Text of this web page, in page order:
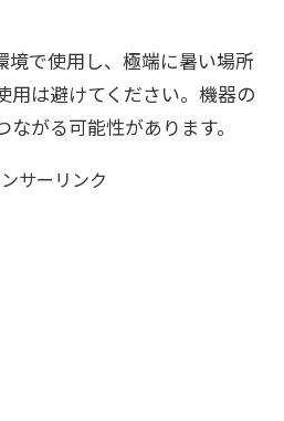
で使用し、極端に暑い場所
用は避けてください。機器の
がる可能性があります。
サーリンク